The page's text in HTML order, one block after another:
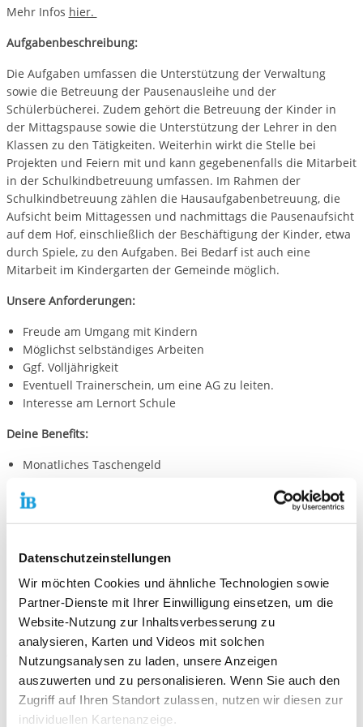
Datenschutzeinstellungen
Wir möchten Cookies und ähnliche Technologien sowie
Partner-Dienste mit Ihrer Einwilligung einsetzen, um die
Website-Nutzung zur Inhaltsverbesserung zu
analysieren, Karten und Videos mit solchen
Nutzungsanalysen zu laden, unsere Anzeigen
auszuwerten und zu personalisieren. Wenn Sie auch den
Zugriff auf Ihren Standort zulassen, nutzen wir diesen zur
individuellen Kartenanzeige.
Mehr Infos hier.
Aufgabenbeschreibung:
Die Aufgaben umfassen die Unterstützung der Verwaltung
sowie die Betreuung der Pausenausleihe und der
Schülerbücherei. Zudem gehört die Betreuung der Kinder in
der Mittagspause sowie die Unterstützung der Lehrer in den
Klassen zu den Tätigkeiten. Weiterhin wirkt die Stelle bei
Projekten und Feiern mit und kann gegebenenfalls die Mitarbeit
in der Schulkindbetreuung umfassen. Im Rahmen der
Schulkindbetreuung zählen die Hausaufgabenbetreuung, die
Aufsicht beim Mittagessen und nachmittags die Pausenaufsicht
auf dem Hof, einschließlich der Beschäftigung der Kinder, etwa
durch Spiele, zu den Aufgaben. Bei Bedarf ist auch eine
Mitarbeit im Kindergarten der Gemeinde möglich.
Unsere Anforderungen:
Freude am Umgang mit Kindern
Möglichst selbständiges Arbeiten
Ggf. Volljährigkeit
Eventuell Trainerschein, um eine AG zu leiten.
Interesse am Lernort Schule
Deine Benefits:
Monatliches Taschengeld
feste Ansprechpersonen
Frei ab:Die Stellen sind jederzeit zu besetzten.
Stelle/n:Es werden 2 Stellen vergeben.
Kontakt:
Wenn du gerne einen Freiwilligendienst in dieser Einrichtung
machen möchtest, kannst du dich hier bei unserem Online-
Bewerbungsbogen bewerben:Onlinebewerbung